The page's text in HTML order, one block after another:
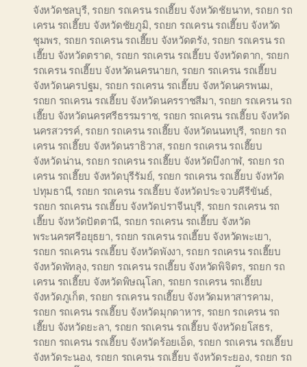
จังหวัดชลบุรี, รถยก รถเครน รถเฮี๊ยบ จังหวัดชัยนาท, รถยก รถ
เครน รถเฮี๊ยบ จังหวัดชัยภูมิ, รถยก รถเครน รถเฮี๊ยบ จังหวัด
ชุมพร, รถยก รถเครน รถเฮี๊ยบ จังหวัดตรัง, รถยก รถเครน รถ
เฮี๊ยบ จังหวัดตราด, รถยก รถเครน รถเฮี๊ยบ จังหวัดตาก, รถยก
รถเครน รถเฮี๊ยบ จังหวัดนครนายก, รถยก รถเครน รถเฮี๊ยบ
จังหวัดนครปฐม, รถยก รถเครน รถเฮี๊ยบ จังหวัดนครพนม,
รถยก รถเครน รถเฮี๊ยบ จังหวัดนครราชสีมา, รถยก รถเครน รถ
เฮี๊ยบ จังหวัดนครศรีธรรมราช, รถยก รถเครน รถเฮี๊ยบ จังหวัด
นครสวรรค์, รถยก รถเครน รถเฮี๊ยบ จังหวัดนนทบุรี, รถยก รถ
เครน รถเฮี๊ยบ จังหวัดนราธิวาส, รถยก รถเครน รถเฮี๊ยบ
จังหวัดน่าน, รถยก รถเครน รถเฮี๊ยบ จังหวัดบึงกาฬ, รถยก รถ
เครน รถเฮี๊ยบ จังหวัดบุรีรัมย์, รถยก รถเครน รถเฮี๊ยบ จังหวัด
ปทุมธานี, รถยก รถเครน รถเฮี๊ยบ จังหวัดประจวบคีรีขันธ์,
รถยก รถเครน รถเฮี๊ยบ จังหวัดปราจีนบุรี, รถยก รถเครน รถ
เฮี๊ยบ จังหวัดปัตตานี, รถยก รถเครน รถเฮี๊ยบ จังหวัด
พระนครศรีอยุธยา, รถยก รถเครน รถเฮี๊ยบ จังหวัดพะเยา,
รถยก รถเครน รถเฮี๊ยบ จังหวัดพังงา, รถยก รถเครน รถเฮี๊ยบ
จังหวัดพัทลุง, รถยก รถเครน รถเฮี๊ยบ จังหวัดพิจิตร, รถยก รถ
เครน รถเฮี๊ยบ จังหวัดพิษณุโลก, รถยก รถเครน รถเฮี๊ยบ
จังหวัดภูเก็ต, รถยก รถเครน รถเฮี๊ยบ จังหวัดมหาสารคาม,
รถยก รถเครน รถเฮี๊ยบ จังหวัดมุกดาหาร, รถยก รถเครน รถ
เฮี๊ยบ จังหวัดยะลา, รถยก รถเครน รถเฮี๊ยบ จังหวัดยโสธร,
รถยก รถเครน รถเฮี๊ยบ จังหวัดร้อยเอ็ด, รถยก รถเครน รถเฮี๊ยบ
จังหวัดระนอง, รถยก รถเครน รถเฮี๊ยบ จังหวัดระยอง, รถยก รถ